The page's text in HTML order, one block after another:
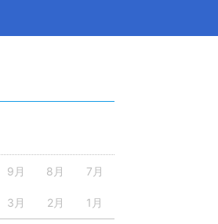
9月 8月 7月
3月 2月 1月